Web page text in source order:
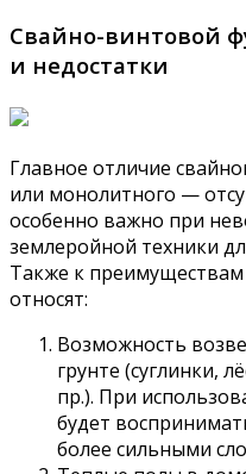
Свайно-винтовой
и недостатки
Главное отличие
или монолитного —
особенно важно при
землеройной техники
Также к
относят:
Возможность
грунте (суглинки,
пр.). При
будет
более сильными